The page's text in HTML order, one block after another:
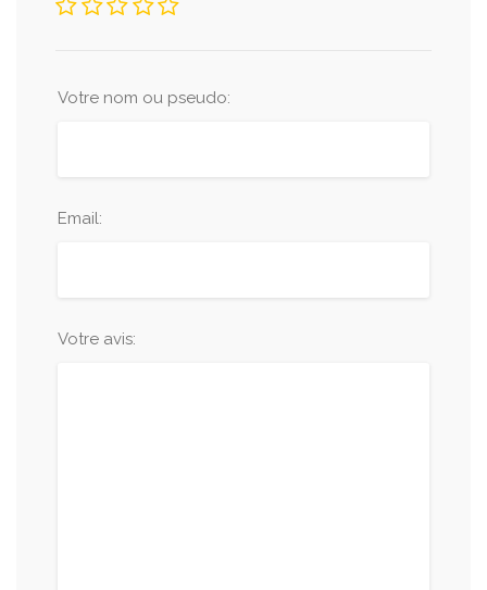
Votre nom ou pseudo:
Email:
Votre avis: